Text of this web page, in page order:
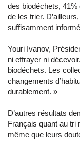
des biodéchets, 41%
de les trier.
suffisamment
Youri Ivanov,
ni effrayer ni
biodéchets. Les
changements
durablement. »
D’autres résultats
Français quant au tri
même que leurs